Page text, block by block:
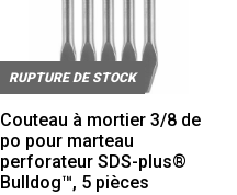
RUPTURE DE STOCK
Couteau à mortier 3/8 de
po pour marteau
perforateur SDS-plus®
Bulldog™, 5 pièces